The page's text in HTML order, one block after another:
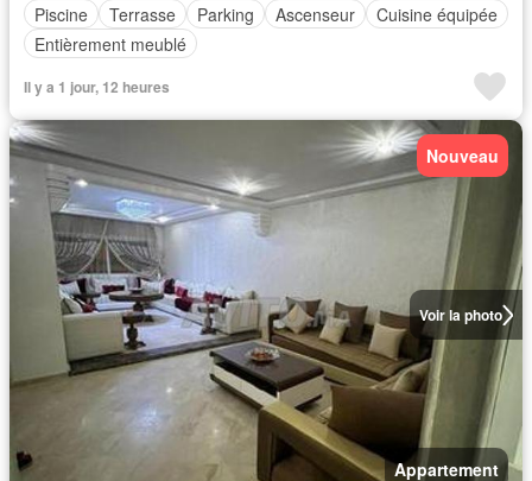
Piscine
Terrasse Parking Ascenseur
Cuisine équipée
Entièrement meublé
Il y a 1 jour, 12 heures
Voir la photo
Nouveau
Appartement